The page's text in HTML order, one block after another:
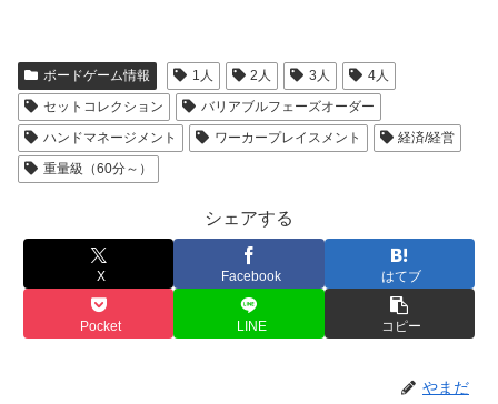
ボードゲーム情報 1人 2人 3人
4人
セットコレクション
バリアブルフェーズオーダー
ハンドマネージメント
ワーカープレイスメント
経済/経営
重量級（60分～）
シェアする
X Facebook はてブ
Pocket LINE コピー
やまだ